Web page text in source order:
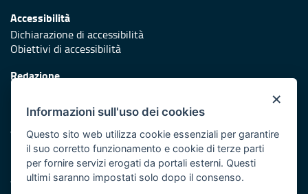
Accessibilità
Dichiarazione di accessibilità
Obiettivi di accessibilità
Redazione
Protezione civile
Vai al sito di Protezione Civile Puglia
Iniziativa finanziata con risorse del POR Puglia 2014/2020 -
Asse XI
×
Informazioni sull'uso dei cookies
Questo sito web utilizza cookie essenziali per garantire
il suo corretto funzionamento e cookie di terze parti
per fornire servizi erogati da portali esterni. Questi
ultimi saranno impostati solo dopo il consenso.